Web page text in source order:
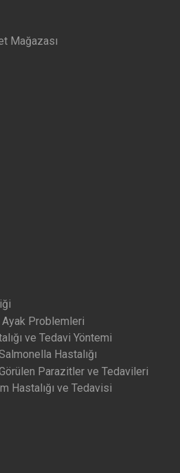
Mağazası
Ayak Problemleri
ve Tedavi Yöntemi
Hastalığı
Parazitler ve Tedavileri
Hastalığı ve Tedavisi